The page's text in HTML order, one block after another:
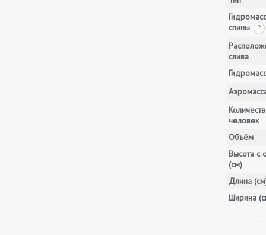
спины
?
слива
человек
Объём
Высота с
(см)
Длина
Ширина